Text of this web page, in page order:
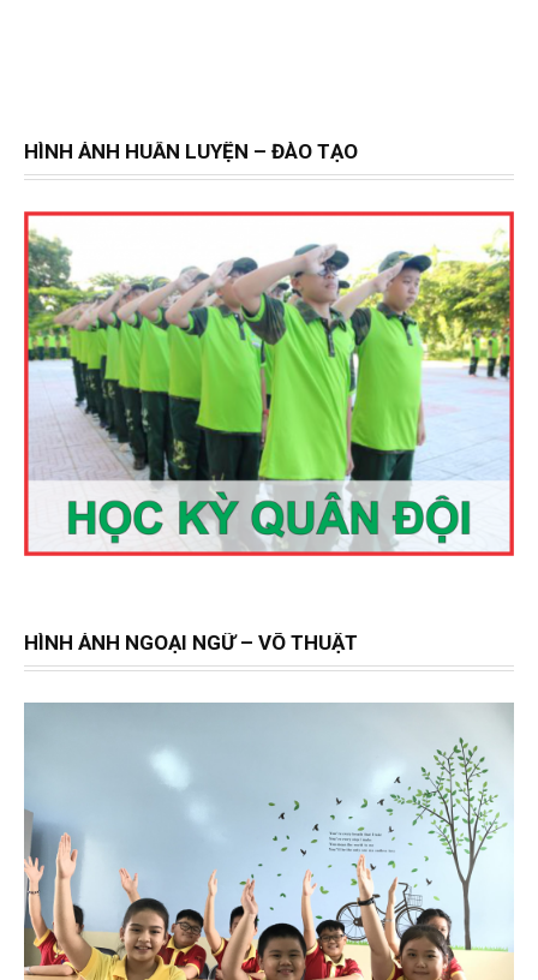
HÌNH ẢNH HUẤN LUYỆN – ĐÀO TẠO
HÌNH ẢNH NGOẠI NGỮ – VÕ THUẬT